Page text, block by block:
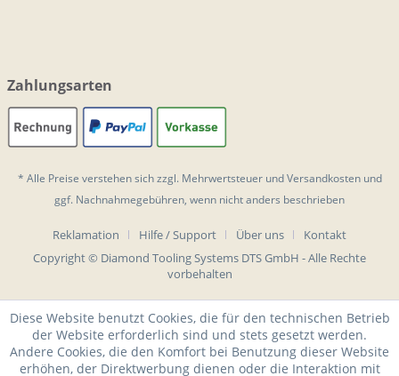
Zahlungsarten
* Alle Preise verstehen sich zzgl. Mehrwertsteuer undVersandkostenund
ggf. Nachnahmegebühren, wenn nicht anders beschrieben
Reklamation Hilfe / Support Über uns
Kontakt
Copyright © Diamond Tooling Systems DTS GmbH - Alle Rechte
vorbehalten
Diese Website benutzt Cookies, die für den technischen Betrieb
der Website erforderlich sind und stets gesetzt werden.
Andere Cookies, die den Komfort bei Benutzung dieser Website
erhöhen, der Direktwerbung dienen oder die Interaktion mit